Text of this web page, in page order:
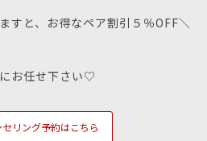
すと、お得なペア割引５％OFF＼
お任せ下さい♡
リング予約はこちら